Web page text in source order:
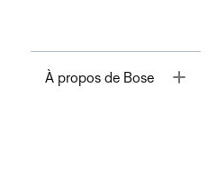
À propos de Bose Toggle